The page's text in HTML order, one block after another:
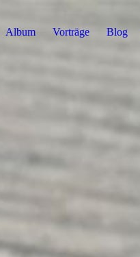
Album Vorträge Blog